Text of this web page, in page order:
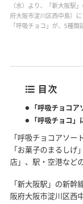
（水）より、「新大阪駅
府大阪市淀川区西中島）
「呼吸チョコ」が、5種
目次
「呼吸チョコ
「呼吸チョコ」
「呼吸チョコアソー
「お菓子のまるし
店」、駅・空港など
「新大阪駅」の新
阪府大阪市淀川区西